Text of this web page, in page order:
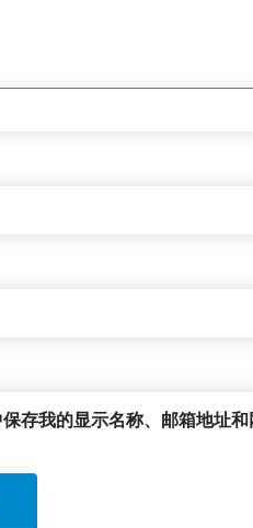
存我的显示名称、邮箱地址和